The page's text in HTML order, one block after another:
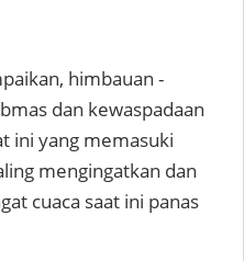
himbauan -
dan kewaspadaan
ini yang memasuki
mengingatkan dan
cuaca saat ini panas